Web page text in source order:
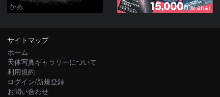
かあ
サイトマップ
ホーム
天体写真ギャラリーについて
利用規約
ログイン/新規登録
お問い合わせ